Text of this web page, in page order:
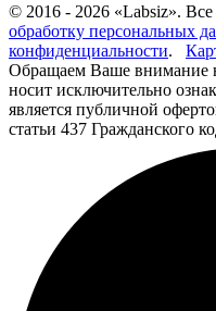
© 2016 - 2026 «Labsiz».
обработку персональных
конфиденциальности.
Обращаем Ваше внимание
носит исключительно
является публичной
статьи 437 Гражданского